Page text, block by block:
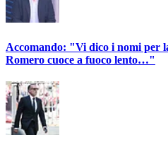
Accomando: "Vi dico i nomi per
Romero cuoce a fuoco lento…"